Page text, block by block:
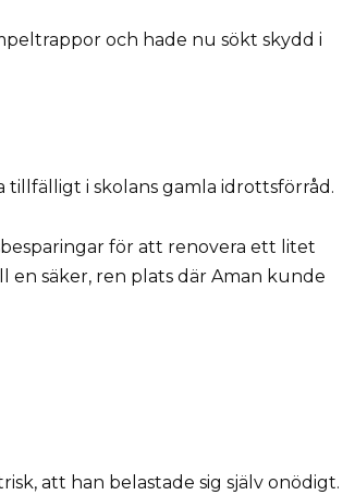
och hade nu sökt skydd i
i skolans gamla idrottsförråd.
för att renovera ett litet
säker, ren plats där Aman kunde
att han belastade sig själv onödigt.